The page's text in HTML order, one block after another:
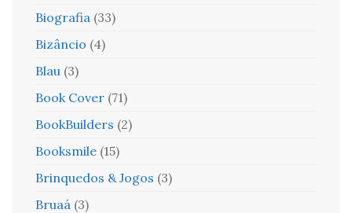
Biografia (33)
Bizâncio (4)
Blau (3)
Book Cover (71)
BookBuilders (2)
Booksmile (15)
Brinquedos & Jogos (3)
Bruaá (3)